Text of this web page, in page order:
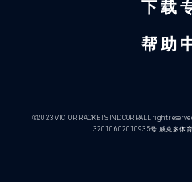
下载
帮助
©2023 VICTOR RACKETS IND CORP.ALL right
32010602010935号 威克多体